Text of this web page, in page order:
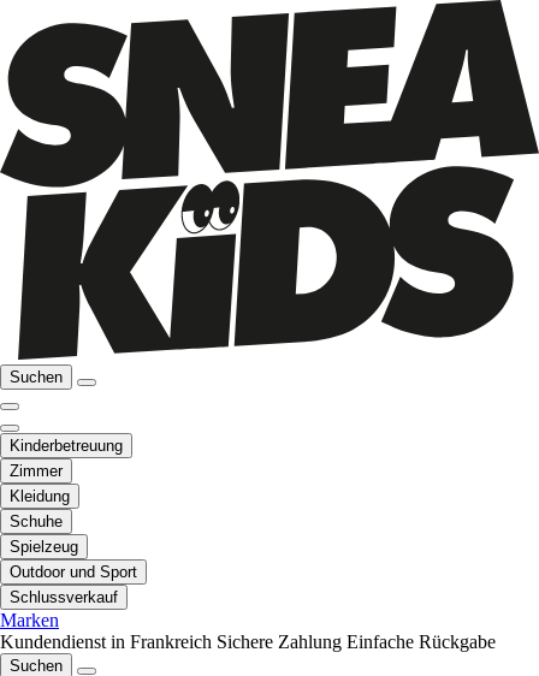
Suchen
Kinderbetreuung
Zimmer
Kleidung
Schuhe
Spielzeug
Outdoor und Sport
Schlussverkauf
Marken
Kundendienst in Frankreich Sichere Zahlung Einfache Rückgabe
Suchen